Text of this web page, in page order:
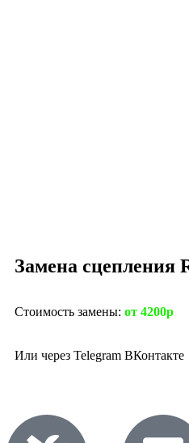
Замена сцепления
Стоимость замены: от 4200р
Или через Telegram ВКонтакте